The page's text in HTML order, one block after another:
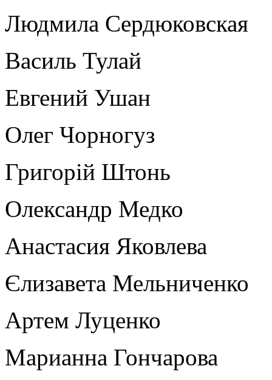
Людмила Сердюковская
Василь Тулай
Евгений Ушан
Олег Чорногуз
Григорій Штонь
Олександр Медко
Анастасия Яковлева
Єлизавета Мельниченко
Артем Луценко
Марианна Гончарова